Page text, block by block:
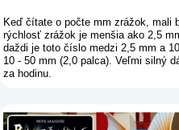
Keď čítate o počte mm zrážok, mali
rýchlosť zrážok je menšia ako 2,5
daždi je toto číslo medzi 2,5 mm a
10 - 50 mm (2,0 palca). Veľmi silný
za hodinu.